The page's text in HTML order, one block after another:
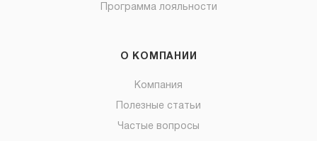
Программа лояльности
О КОМПАНИИ
Компания
Полезные статьи
Частые вопросы